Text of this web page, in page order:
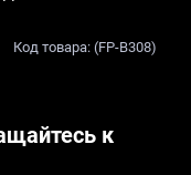
Код товара: (FP-B308)
к